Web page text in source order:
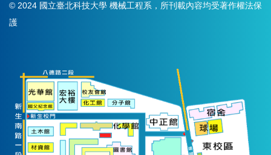
© 2024 國立臺北科技大學 機械工程系，所刊載內容均受著作權法保
護